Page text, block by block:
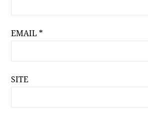
EMAIL *
SITE